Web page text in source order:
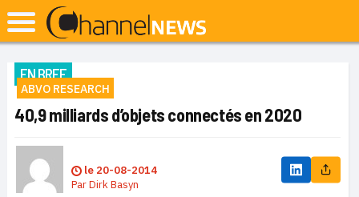
EN BREF
ABVO RESEARCH
40,9 milliards d’objets connectés en 2020
le 20-08-2014
ParDirk Basyn